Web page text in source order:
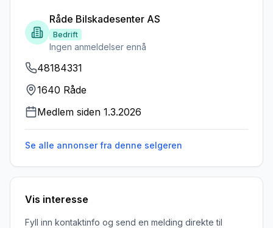
Råde Bilskadesenter AS
Bedrift
Ingen anmeldelser ennå
48184331
1640 Råde
Medlem siden 1.3.2026
Se alle annonser fra denne selgeren
Vis interesse
Fyll inn kontaktinfo og send en melding direkte til